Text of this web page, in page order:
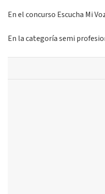
En el concurso Escucha Mi
En la categoría semi